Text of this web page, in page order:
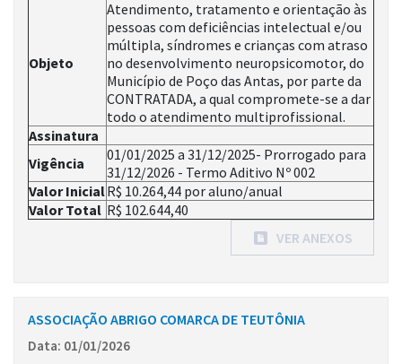
Objeto
Atendimento, tratamento e orientação às
pessoas com deficiências intelectual e/ou
múltipla, síndromes e crianças com atraso
no desenvolvimento neuropsicomotor, do
Município de Poço das Antas, por parte da
CONTRATADA, a qual compromete-se a dar
todo o atendimento multiprofissional.
Assinatura
Vigência
01/01/2025 a 31/12/2025- Prorrogado para
31/12/2026 - Termo Aditivo Nº 002
Valor InicialR$ 10.264,44 por aluno/anual
Valor Total R$ 102.644,40
VER ANEXOS
ASSOCIAÇÃO ABRIGO COMARCA DE TEUTÔNIA
Data: 01/01/2026